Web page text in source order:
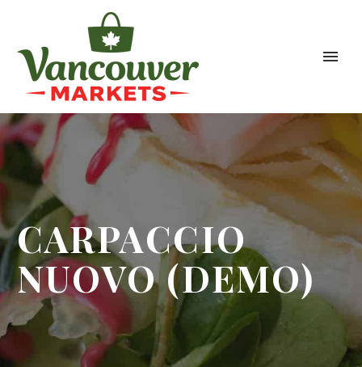
CARPACCIO
NUOVO (DEMO)